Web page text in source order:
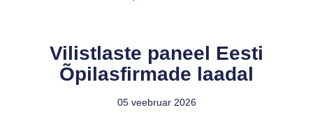
Vilistlaste paneel Eesti
Õpilasfirmade laadal
05 veebruar 2026